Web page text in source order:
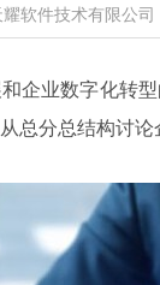
软件技术有限公司
企业数字化转
总分总结构讨